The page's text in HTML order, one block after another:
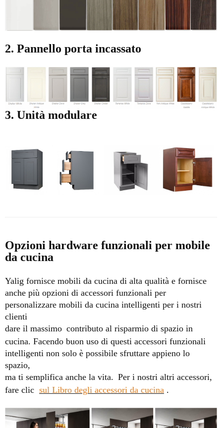
2. Pannello porta incassato
3. Unità modulare
Opzioni hardware funzionali per mobile
da cucina
Yalig fornisce mobili da cucina di alta qualità e fornisce
anche più opzioni di accessori funzionali per
personalizzare mobili da cucina intelligenti per i nostri
clienti
dare il massimo contributo al risparmio di spazio in
cucina. Facendo buon uso di questi accessori funzionali
intelligenti non solo è possibile sfruttare appieno lo
spazio,
ma ti semplifica anche la vita. Per i nostri altri accessori,
fare clic sul Libro degli accessori da cucina .